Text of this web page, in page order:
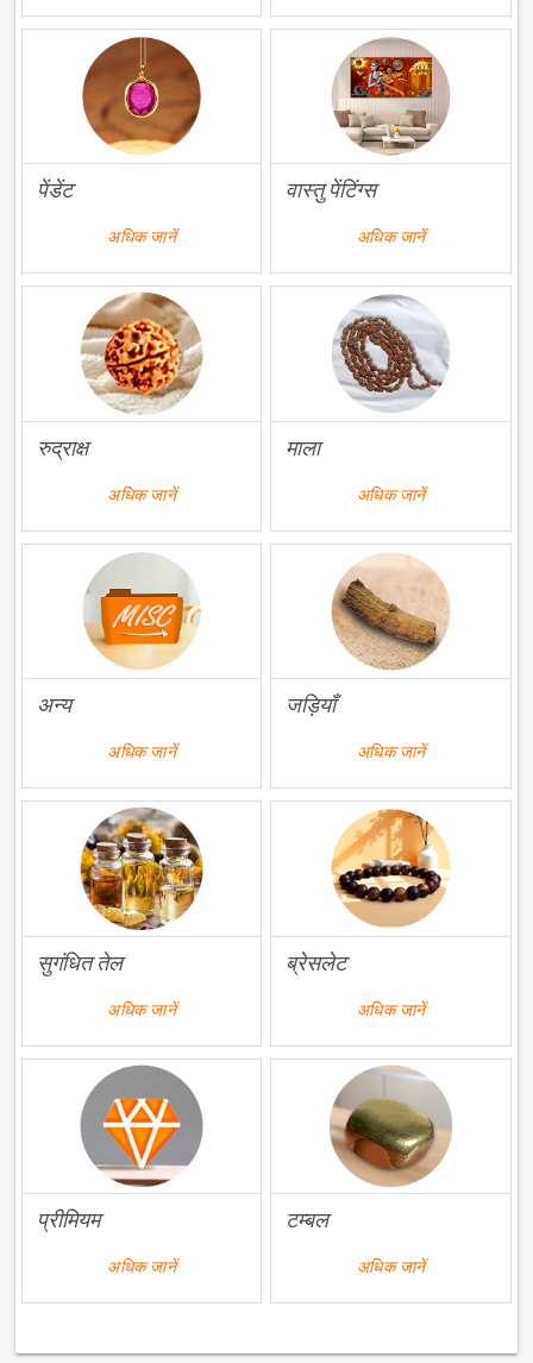
पेंडेंट
अधिक जानें
वास्तु पेंटिंग्स
अधिक जानें
रुद्राक्ष
अधिक जानें
माला
अधिक जानें
अन्य
अधिक जानें
जड़ियाँ
अधिक जानें
सुगंधित तेल
अधिक जानें
ब्रेसलेट
अधिक जानें
प्रीमियम
अधिक जानें
टम्बल
अधिक जानें